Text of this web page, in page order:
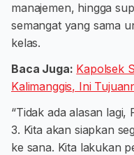
manajemen, hingga
semangat yang sama
kelas.
Baca Juga: Kapolsek
Kalimanggis, Ini
“Tidak ada alasan
3. Kita akan siapkan
ke sana. Kita lakukan